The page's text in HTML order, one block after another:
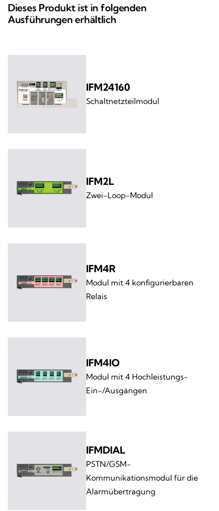
Dieses Produkt ist in folgenden
Ausführungen erhältlich
IFM24160
Schaltnetzteilmodul
IFM2L
Zwei-Loop-Modul
IFM4R
Modul mit 4 konfigurierbaren
Relais
IFM4IO
Modul mit 4 Hochleistungs-
Ein-/Ausgängen
IFMDIAL
PSTN/GSM-
Kommunikationsmodul für die
Alarmübertragung